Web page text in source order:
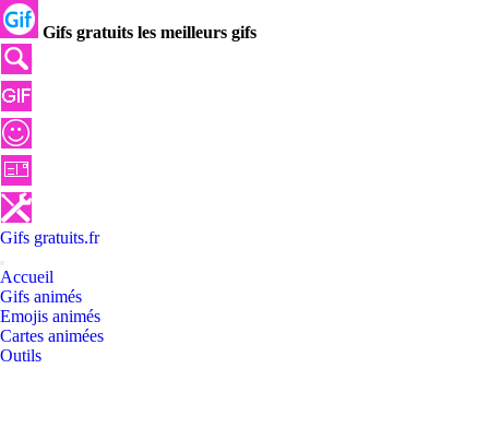
Gifs gratuits les meilleurs gifs
Gifs gratuits.fr
Accueil
Gifs animés
Emojis animés
Cartes animées
Outils